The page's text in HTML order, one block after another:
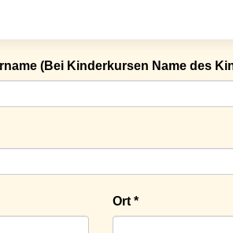
(Bei Kinderkursen Name des
Ort *